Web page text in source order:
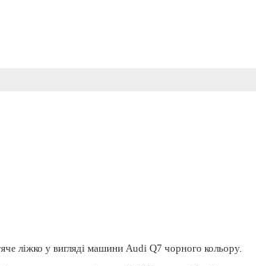
ліжко у вигляді машини Audi Q7 чорного кольору.